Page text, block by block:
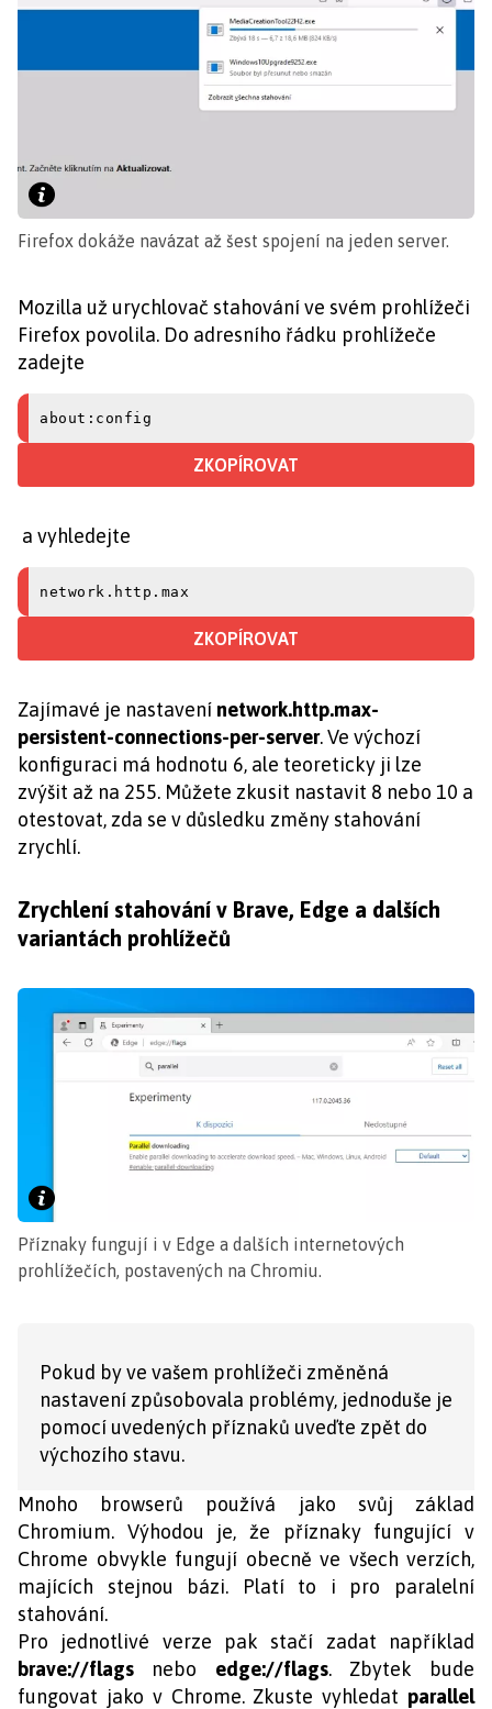
Firefox dokáže navázat až šest spojení na jeden server.
Mozilla už urychlovač stahování ve svém prohlížeči
Firefox povolila. Do adresního řádku prohlížeče
zadejte
about:config
ZKOPÍROVAT
a vyhledejte
network.http.max
ZKOPÍROVAT
Zajímavé je nastavenínetwork.http.max-
persistent-connections-per-server. Ve výchozí
konfiguraci má hodnotu 6, ale teoreticky ji lze
zvýšit až na 255. Můžete zkusit nastavit 8 nebo 10 a
otestovat, zda se v důsledku změny stahování
zrychlí.
Zrychlení stahování v Brave, Edge a dalších
variantách prohlížečů
Příznaky fungují i v Edge a dalších internetových
prohlížečích, postavených na Chromiu.
Pokud by ve vašem prohlížeči změněná
nastavení způsobovala problémy, jednoduše je
pomocí uvedených příznaků uveďte zpět do
výchozího stavu.
Mnoho browserů používá jako svůj základ
Chromium. Výhodou je, že příznaky fungující v
Chrome obvykle fungují obecně ve všech verzích,
majících stejnou bázi. Platí to i pro paralelní
stahování.
Pro jednotlivé verze pak stačí zadat například
brave://flags nebo edge://flags. Zbytek bude
fungovat jako v Chrome. Zkuste vyhledat parallel